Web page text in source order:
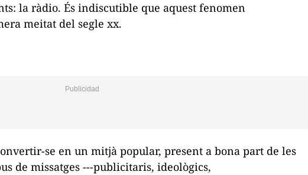
la ràdio. És indiscutible que aquest fenomen
meitat del segle xx.
se en un mitjà popular, present a bona part de les
de missatges ---publicitaris, ideològics,